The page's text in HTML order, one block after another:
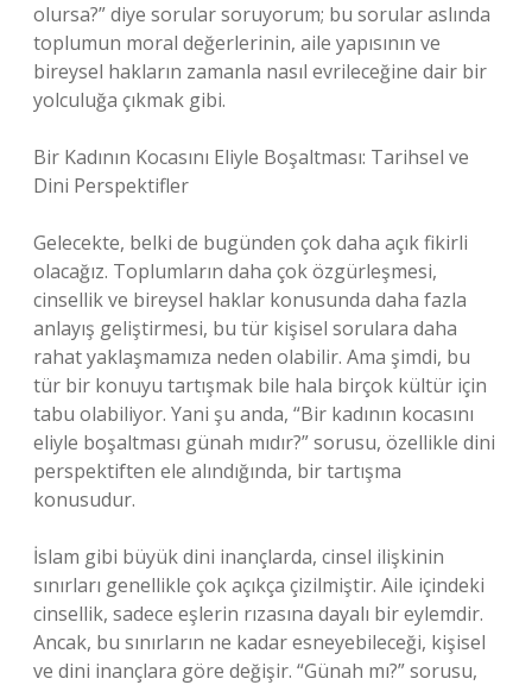
olursa?” diye sorular soruyorum; bu sorular aslında
toplumun moral değerlerinin, aile yapısının ve
bireysel hakların zamanla nasıl evrileceğine dair bir
yolculuğa çıkmak gibi.
Bir Kadının Kocasını Eliyle Boşaltması: Tarihsel ve
Dini Perspektifler
Gelecekte, belki de bugünden çok daha açık fikirli
olacağız. Toplumların daha çok özgürleşmesi,
cinsellik ve bireysel haklar konusunda daha fazla
anlayış geliştirmesi, bu tür kişisel sorulara daha
rahat yaklaşmamıza neden olabilir. Ama şimdi, bu
tür bir konuyu tartışmak bile hala birçok kültür için
tabu olabiliyor. Yani şu anda, “Bir kadının kocasını
eliyle boşaltması günah mıdır?” sorusu, özellikle dini
perspektiften ele alındığında, bir tartışma
konusudur.
İslam gibi büyük dini inançlarda, cinsel ilişkinin
sınırları genellikle çok açıkça çizilmiştir. Aile içindeki
cinsellik, sadece eşlerin rızasına dayalı bir eylemdir.
Ancak, bu sınırların ne kadar esneyebileceği, kişisel
ve dini inançlara göre değişir. “Günah mı?” sorusu,